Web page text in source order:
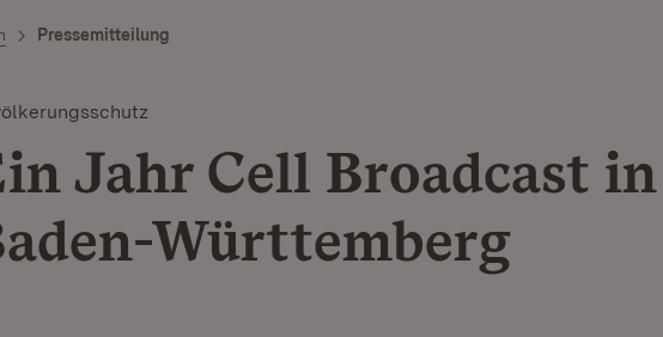
Pressemitteilung
Jahr Cell Broadcast in
Württemberg